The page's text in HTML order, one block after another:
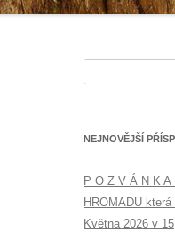
NEJNOVĚJŠÍ
P O Z V Á N K A
HROMADU
Května 2026 v